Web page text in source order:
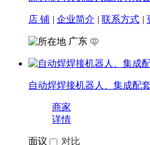
氩弧焊接机器人
商家
详情